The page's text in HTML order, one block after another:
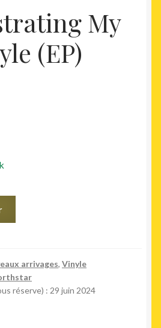
My
(EP)
arrivages, Vinyle
réserve) : 29 juin 2024